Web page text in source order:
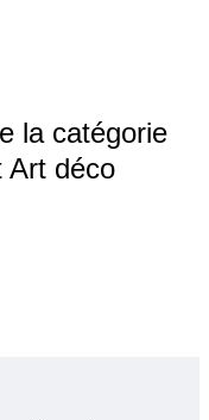
la catégorie
Art déco